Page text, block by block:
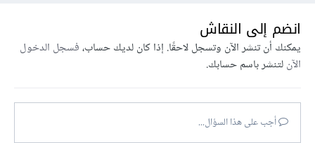
انضم إلى النقاش
يمكنك أن تنشر الآن وتسجل لاحقًا. إذا كان لديك حساب،فسجل الدخول
الآنلتنشر باسم حسابك.
أجب على هذا السؤال...